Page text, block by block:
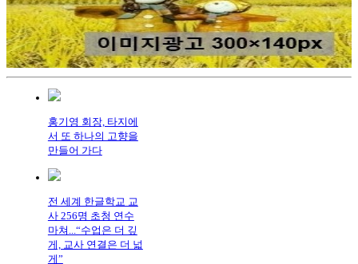
홍기영 회장, 타지에
서 또 하나의 고향을
만들어 가다
전 세계 한글학교 교
사 256명 초청 연수
마쳐...“수업은 더 깊
게, 교사 연결은 더 넓
게”